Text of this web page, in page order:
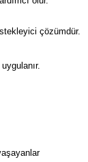
çözümdür.